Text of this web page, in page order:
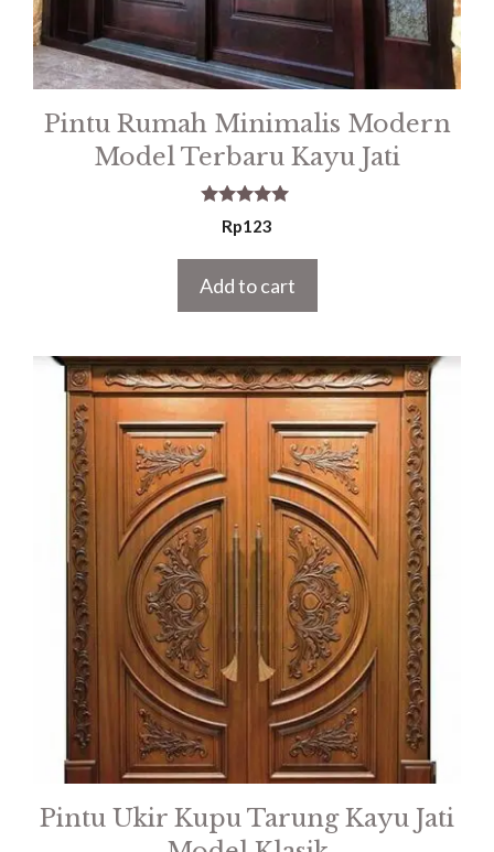
Pintu Rumah Minimalis Modern
Model Terbaru Kayu Jati
5.00
out of 5
Rp123
Add to cart
Pintu Ukir Kupu Tarung Kayu Jati